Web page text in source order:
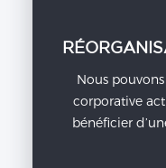
Nous
corporative
bénéficier